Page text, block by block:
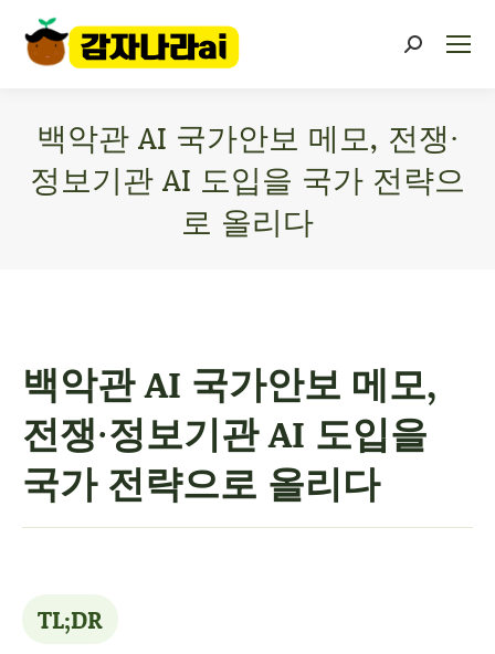
백악관 AI 국가안보 메모, 전쟁·
정보기관 AI 도입을 국가 전략으
로 올리다
백악관 AI 국가안보 메모,
전쟁·정보기관 AI 도입을
국가 전략으로 올리다
TL;DR